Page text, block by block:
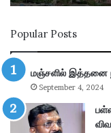
உ
டி
ய
ல்
கா
க்
கை
Popular Posts
மஞ்சளில் இத்தனை
September 4, 2024